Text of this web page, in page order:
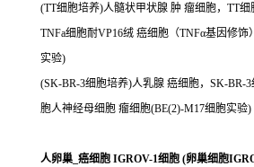
(TT细胞培养)人髓状甲状腺 肿 瘤细胞，TT细
TNFa细胞耐VP16绒 癌细胞（TNFα基因修饰
实验)
(SK-BR-3细胞培养)人乳腺 癌细胞，SK-BR-
胞人神经母细胞 瘤细胞(BE(2)-M17细胞实验)
人卵巢_癌细胞 IGROV-1细胞 (卵巢细胞